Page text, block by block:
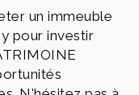
un immeuble
pour investir